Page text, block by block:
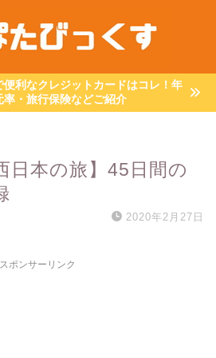
利なクレジットカードはコレ！年
率・旅行保険などご紹介
日本の旅】45日間の
2020年2月27日
スポンサーリンク